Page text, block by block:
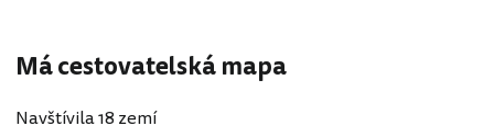
Má cestovatelská mapa
Navštívila 18 zemí